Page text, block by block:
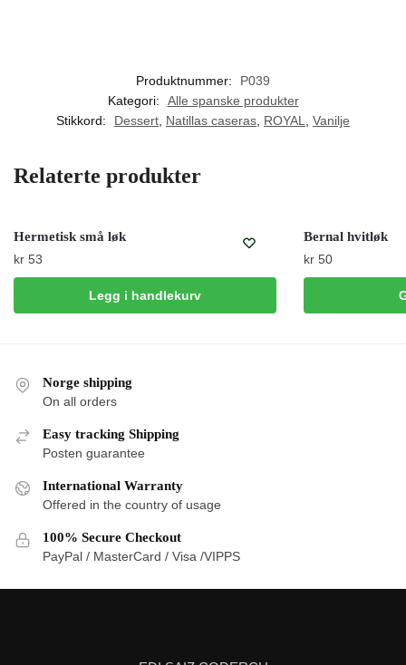
Produktnummer:
P039
Kategori:
Alle spanske produkter
Stikkord:
Dessert Natillas caseras ROYAL Vanilje
Relaterte produkter
Hermetisk små løk
kr 53
Legg i handlekurv
Bernal hvitløk
kr 50
Norge shipping
On all orders
Easy tracking Shipping
Posten guarantee
International Warranty
Offered in the country of usage
100% Secure Checkout
PayPal / MasterCard / Visa /VIPPS